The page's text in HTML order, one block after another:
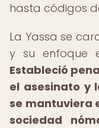
hasta códigos
La Yassa se
y su enfoque
Estableció
el asesinato y
se mantuviera
sociedad